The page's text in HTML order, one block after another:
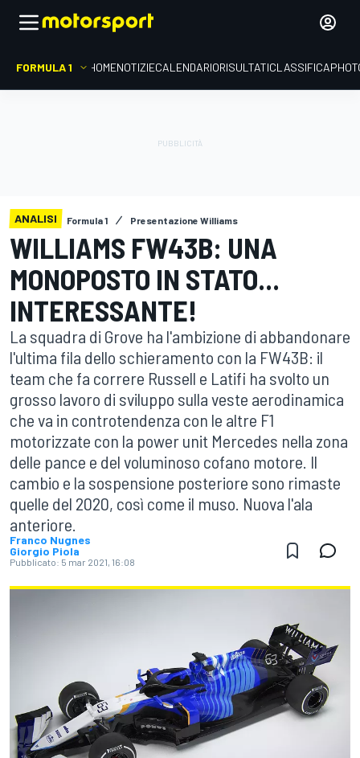
FORMULA 1 HOMENOTIZIECALENDARIORISULTATICLASSIFICA
ANALISI Formula 1 Presentazione Williams
WILLIAMS FW43B: UNA
MONOPOSTO IN STATO...
INTERESSANTE!
La squadra di Grove ha l'ambizione di abbandonare
l'ultima fila dello schieramento con la FW43B: il
team che fa correre Russell e Latifi ha svolto un
grosso lavoro di sviluppo sulla veste aerodinamica
che va in controtendenza con le altre F1
motorizzate con la power unit Mercedes nella zona
delle pance e del voluminoso cofano motore. Il
cambio e la sospensione posteriore sono rimaste
quelle del 2020, così come il muso. Nuova l'ala
anteriore.
Franco Nugnes
Giorgio Piola
Pubblicato: 5 mar 2021, 16:08